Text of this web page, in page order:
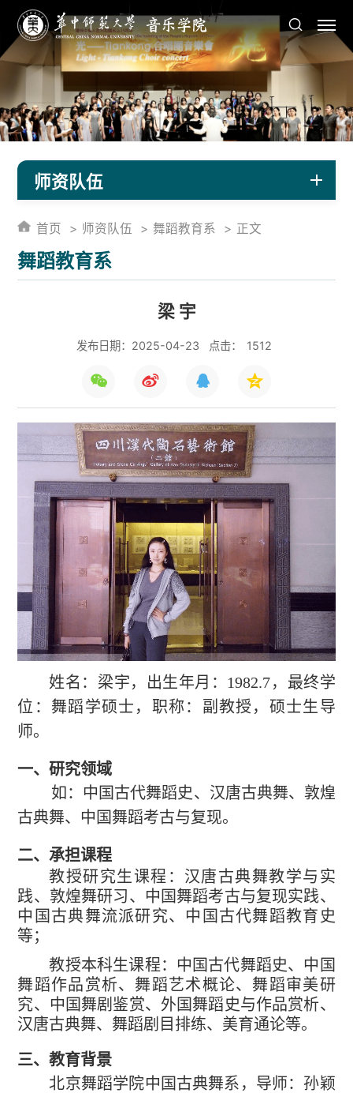
师资队伍
舞蹈教育系
首页 师资队伍 舞蹈教育系 正文
梁 宇
发布日期：2025-04-23 点击： 1512
姓名：梁宇，出生年月： 1982.7，最终学
位：舞蹈学硕士，职称：副教授，硕士生导
师。
一、研究领域
如：中国古代舞蹈史、 汉唐古典舞、敦煌
古典舞、中国舞蹈考古与复现。
二、承担课程
教授研究生课程：汉唐古典舞教学与实
践、敦煌舞研习、中国舞蹈考古与复现实践、
中国古典舞流派研究、 中国古代舞蹈教育史
等；
教授本科生课程：中国古代舞蹈史、中国
舞蹈作品赏析、舞蹈艺术概论、舞蹈审美研
究、中国舞剧鉴赏、外国舞蹈史与作品赏析、
汉唐古典舞、舞蹈剧目排练、美育通论等。
三、教育背景
北京舞蹈学院中国古典舞系，导师：孙颖